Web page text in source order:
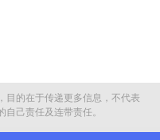
目的在于传递更多信息，不代表
己责任及连带责任。